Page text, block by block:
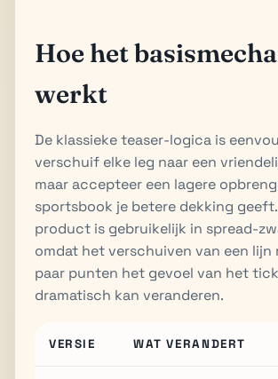
Hoe het
werkt
De klassieke teaser-logica is
verschuif elke leg naar een
maar accepteer een lagere
sportsbook je betere dekking
product is gebruikelijk in spread-
omdat het verschuiven van een lijn
paar punten het gevoel van het
dramatisch kan veranderen.
VERSIE WAT VERANDERT